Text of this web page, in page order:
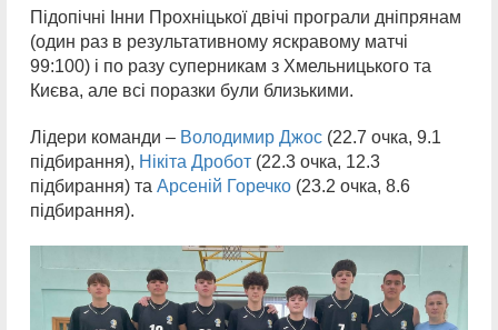
Підопічні Інни Прохніцької двічі програли дніпрянам
(один раз в результативному яскравому матчі
99:100) і по разу суперникам з Хмельницького та
Києва, але всі поразки були близькими.
Лідери команди – Володимир Джос (22.7 очка, 9.1
підбирання), Нікіта Дробот (22.3 очка, 12.3
підбирання) та Арсеній Горечко (23.2 очка, 8.6
підбирання).